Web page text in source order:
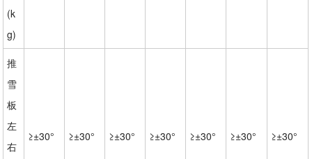
(k
g)
推
雪
板
左
右
≥±30° ≥±30° ≥±30° ≥±30° ≥±30° ≥±30° ≥±30°